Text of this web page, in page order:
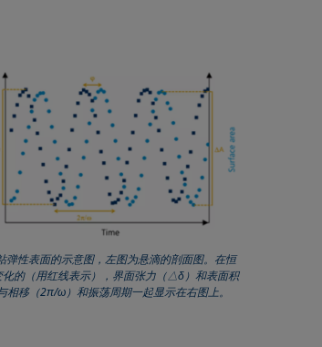
弹性表面的示意图，左图为悬滴的剖面图。在恒
的（用红线表示），界面张力（△δ）和表面积
相移（2π/ω）和振荡周期一起显示在右图上。